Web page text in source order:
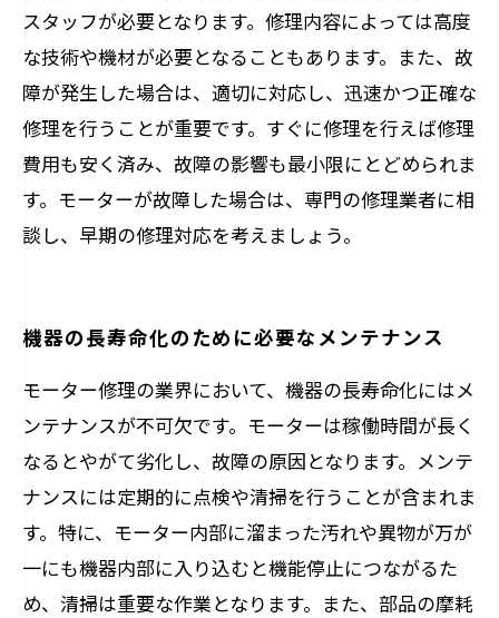
スタッフが必要となります。修理内容によっては高度
な技術や機材が必要となることもあります。また、故
障が発生した場合は、適切に対応し、迅速かつ正確な
修理を行うことが重要です。すぐに修理を行えば修理
費用も安く済み、故障の影響も最小限にとどめられま
す。モーターが故障した場合は、専門の修理業者に相
談し、早期の修理対応を考えましょう。
機器の長寿命化のために必要なメンテナンス
モーター修理の業界において、機器の長寿命化にはメ
ンテナンスが不可欠です。モーターは稼働時間が長く
なるとやがて劣化し、故障の原因となります。メンテ
ナンスには定期的に点検や清掃を行うことが含まれま
す。特に、モーター内部に溜まった汚れや異物が万が
一にも機器内部に入り込むと機能停止につながるた
め、清掃は重要な作業となります。また、部品の摩耗